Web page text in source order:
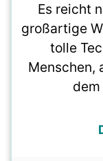
Es reicht
großartige
tolle
Menschen,